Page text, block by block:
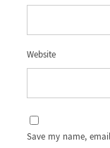
Website
Save my name,